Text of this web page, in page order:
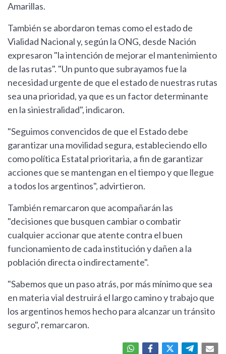
Amarillas.
También se abordaron temas como el estado de
Vialidad Nacional y, según la ONG, desde Nación
expresaron "la intención de mejorar el mantenimiento
de las rutas". "Un punto que subrayamos fue la
necesidad urgente de que el estado de nuestras rutas
sea una prioridad, ya que es un factor determinante
en la siniestralidad", indicaron.
"Seguimos convencidos de que el Estado debe
garantizar una movilidad segura, estableciendo ello
como política Estatal prioritaria, a fin de garantizar
acciones que se mantengan en el tiempo y que llegue
a todos los argentinos", advirtieron.
También remarcaron que acompañarán las
"decisiones que busquen cambiar o combatir
cualquier accionar que atente contra el buen
funcionamiento de cada institución y dañen a la
población directa o indirectamente".
"Sabemos que un paso atrás, por más mínimo que sea
en materia vial destruirá el largo camino y trabajo que
los argentinos hemos hecho para alcanzar un tránsito
seguro", remarcaron.